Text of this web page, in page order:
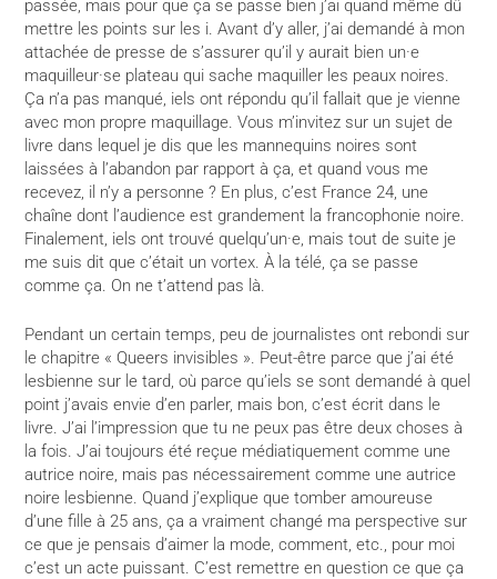
passée, mais pour que ça se passe bien j’ai quand même dû
mettre les points sur les i. Avant d’y aller, j’ai demandé à mon
attachée de presse de s’assurer qu’il y aurait bien un·e
maquilleur·se plateau qui sache maquiller les peaux noires.
Ça n’a pas manqué, iels ont répondu qu’il fallait que je vienne
avec mon propre maquillage. Vous m’invitez sur un sujet de
livre dans lequel je dis que les mannequins noires sont
laissées à l’abandon par rapport à ça, et quand vous me
recevez, il n’y a personne ? En plus, c’est France 24, une
chaîne dont l’audience est grandement la francophonie noire.
Finalement, iels ont trouvé quelqu’un·e, mais tout de suite je
me suis dit que c’était un vortex. À la télé, ça se passe
comme ça. On ne t’attend pas là.
Pendant un certain temps, peu de journalistes ont rebondi sur
le chapitre « Queers invisibles ». Peut-être parce que j’ai été
lesbienne sur le tard, où parce qu’iels se sont demandé à quel
point j’avais envie d’en parler, mais bon, c’est écrit dans le
livre. J’ai l’impression que tu ne peux pas être deux choses à
la fois. J’ai toujours été reçue médiatiquement comme une
autrice noire, mais pas nécessairement comme une autrice
noire lesbienne. Quand j’explique que tomber amoureuse
d’une fille à 25 ans, ça a vraiment changé ma perspective sur
ce que je pensais d’aimer la mode, comment, etc., pour moi
c’est un acte puissant. C’est remettre en question ce que ça